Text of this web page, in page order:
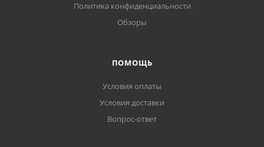
Политика конфиденциальности
Обзоры
ПОМОЩЬ
Условия оплаты
Условия доставки
Вопрос-ответ